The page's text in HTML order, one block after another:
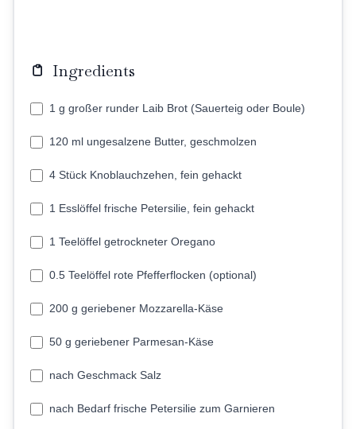
Ingredients
1 g großer runder Laib Brot (Sauerteig oder Boule)
120 ml ungesalzene Butter, geschmolzen
4 Stück Knoblauchzehen, fein gehackt
1 Esslöffel frische Petersilie, fein gehackt
1 Teelöffel getrockneter Oregano
0.5 Teelöffel rote Pfefferflocken (optional)
200 g geriebener Mozzarella-Käse
50 g geriebener Parmesan-Käse
nach Geschmack Salz
nach Bedarf frische Petersilie zum Garnieren